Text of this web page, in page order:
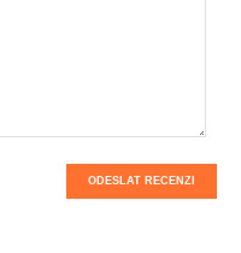
ODESLAT RECENZI